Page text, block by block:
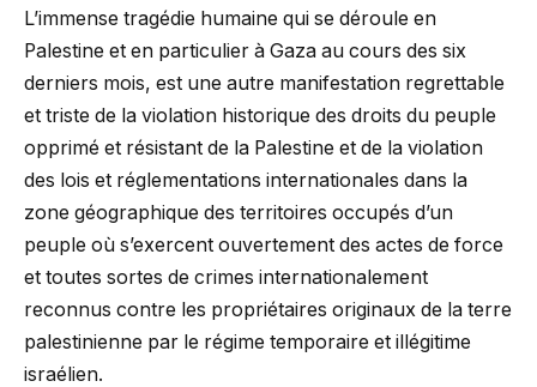
L’immense tragédie humaine qui se déroule en
Palestine et en particulier à Gaza au cours des six
derniers mois, est une autre manifestation regrettable
et triste de la violation historique des droits du peuple
opprimé et résistant de la Palestine et de la violation
des lois et réglementations internationales dans la
zone géographique des territoires occupés d’un
peuple où s’exercent ouvertement des actes de force
et toutes sortes de crimes internationalement
reconnus contre les propriétaires originaux de la terre
palestinienne par le régime temporaire et illégitime
israélien.